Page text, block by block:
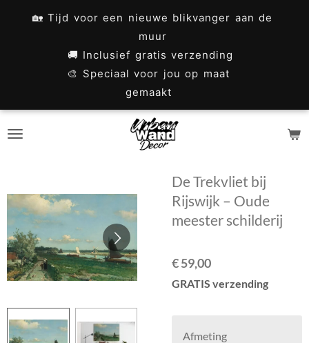
🏡 Tijd voor een nieuwe blikvanger aan de
muur
🚚 Inclusief gratis verzending
🎨 Speciaal voor jou op maat
gemaakt
De Trekvliet bij
Rijswijk – Oude
meester schilderij
€ 59,00
GRATIS verzending
Afmeting